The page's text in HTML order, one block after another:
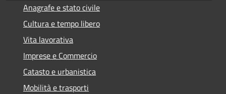
Anagrafe e stato civile
Cultura e tempo libero
Vita lavorativa
Imprese e Commercio
Catasto e urbanistica
Mobilità e trasporti